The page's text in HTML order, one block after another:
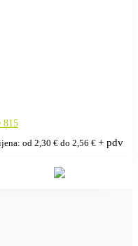
815
od 2,30 € do 2,56 € + pdv